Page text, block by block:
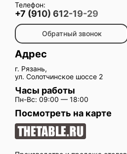
Телефон:
+7 (910) 612-19-29
Обратный звонок
Адрес
г. Рязань,
ул. Солотчинское шоссе 2
Часы работы
Пн-Вс: 09:00 — 18:00
Посмотреть на карте